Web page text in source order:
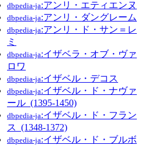
dbpedia-ja:アンリ・エティエンヌ
dbpedia-ja:アンリ・ダングレーム
dbpedia-ja:アンリ・ド・サン＝レ
ミ
dbpedia-ja:イザベラ・オブ・ヴァ
ロワ
dbpedia-ja:イザベル・デコス
dbpedia-ja:イザベル・ド・ナヴァ
ール_(1395-1450)
dbpedia-ja:イザベル・ド・フラン
ス_(1348-1372)
dbpedia-ja:イザベル・ド・ブルボ